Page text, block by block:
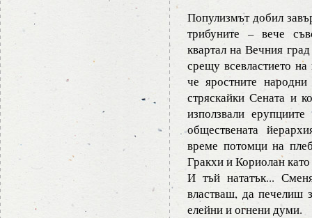
Популизмът добил
трибуните – вече
квартал на Вечния
срещу всевластието
че яростните
стряскайки Сената и
използвали
обществената
време потомци на
Гракхи и Кориолан
И тъй нататък...
властваш, да печелиш
елейни и огнени думи.